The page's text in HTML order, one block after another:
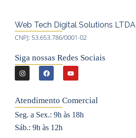
Web Tech Digital Solutions LTDA
CNPJ: 53.653.786/0001-02
Siga nossas Redes Sociais
I
n
t
a
g
F
a
e
b
o
Y
o
u
Atendimento Comercial
Seg. a Sex.: 9h às 18h
Sáb.: 9h às 12h